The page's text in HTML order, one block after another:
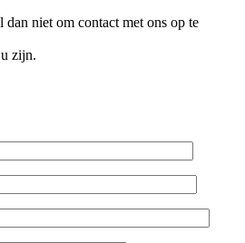
niet om contact met ons op te
zijn.